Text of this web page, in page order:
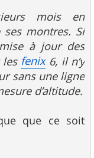
mois en
montres. Si
à jour des
les fenix6, il n’y
sans une ligne
d’altitude.
que ce soit